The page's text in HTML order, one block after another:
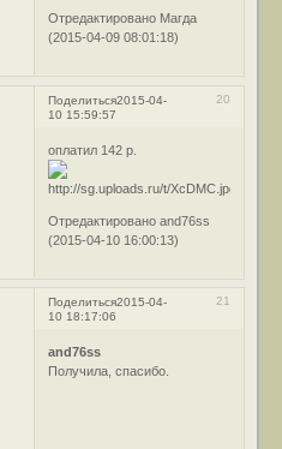
Отредактировано Магда
(2015-04-09 08:01:18)
Поделиться 20
2015-04-
10 15:59:57
оплатил 142 р.
Отредактировано and76ss
(2015-04-10 16:00:13)
Поделиться 21
2015-04-
10 18:17:06
and76ss
Получила, спасибо.